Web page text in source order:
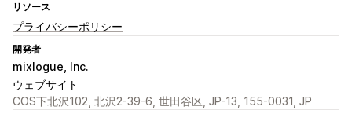
リソース
プライバシーポリシー
開発者
mixlogue, Inc.
ウェブサイト
COS下北沢102, 北沢2-39-6, 世田谷区, JP-13, 155-0031, JP